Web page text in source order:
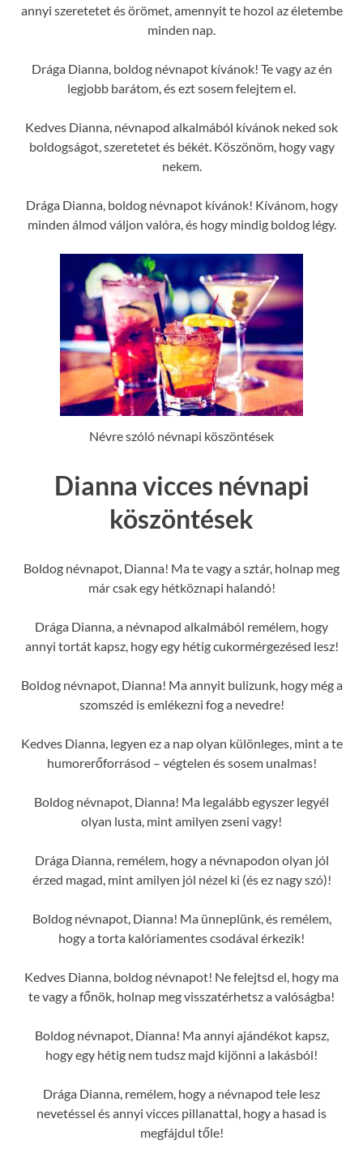
annyi szeretetet és örömet, amennyit te hozol az életembe
minden nap.
Drága Dianna, boldog névnapot kívánok! Te vagy az én
legjobb barátom, és ezt sosem felejtem el.
Kedves Dianna, névnapod alkalmából kívánok neked sok
boldogságot, szeretetet és békét. Köszönöm, hogy vagy
nekem.
Drága Dianna, boldog névnapot kívánok! Kívánom, hogy
minden álmod váljon valóra, és hogy mindig boldog légy.
Névre szóló névnapi köszöntések
Dianna vicces névnapi
köszöntések
Boldog névnapot, Dianna! Ma te vagy a sztár, holnap meg
már csak egy hétköznapi halandó!
Drága Dianna, a névnapod alkalmából remélem, hogy
annyi tortát kapsz, hogy egy hétig cukormérgezésed lesz!
Boldog névnapot, Dianna! Ma annyit bulizunk, hogy még a
szomszéd is emlékezni fog a nevedre!
Kedves Dianna, legyen ez a nap olyan különleges, mint a te
humorerőforrásod – végtelen és sosem unalmas!
Boldog névnapot, Dianna! Ma legalább egyszer legyél
olyan lusta, mint amilyen zseni vagy!
Drága Dianna, remélem, hogy a névnapodon olyan jól
érzed magad, mint amilyen jól nézel ki (és ez nagy szó)!
Boldog névnapot, Dianna! Ma ünneplünk, és remélem,
hogy a torta kalóriamentes csodával érkezik!
Kedves Dianna, boldog névnapot! Ne felejtsd el, hogy ma
te vagy a főnök, holnap meg visszatérhetsz a valóságba!
Boldog névnapot, Dianna! Ma annyi ajándékot kapsz,
hogy egy hétig nem tudsz majd kijönni a lakásból!
Drága Dianna, remélem, hogy a névnapod tele lesz
nevetéssel és annyi vicces pillanattal, hogy a hasad is
megfájdul tőle!